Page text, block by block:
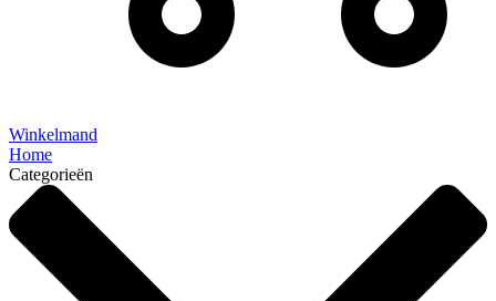
Winkelmand
Home
Categorieën